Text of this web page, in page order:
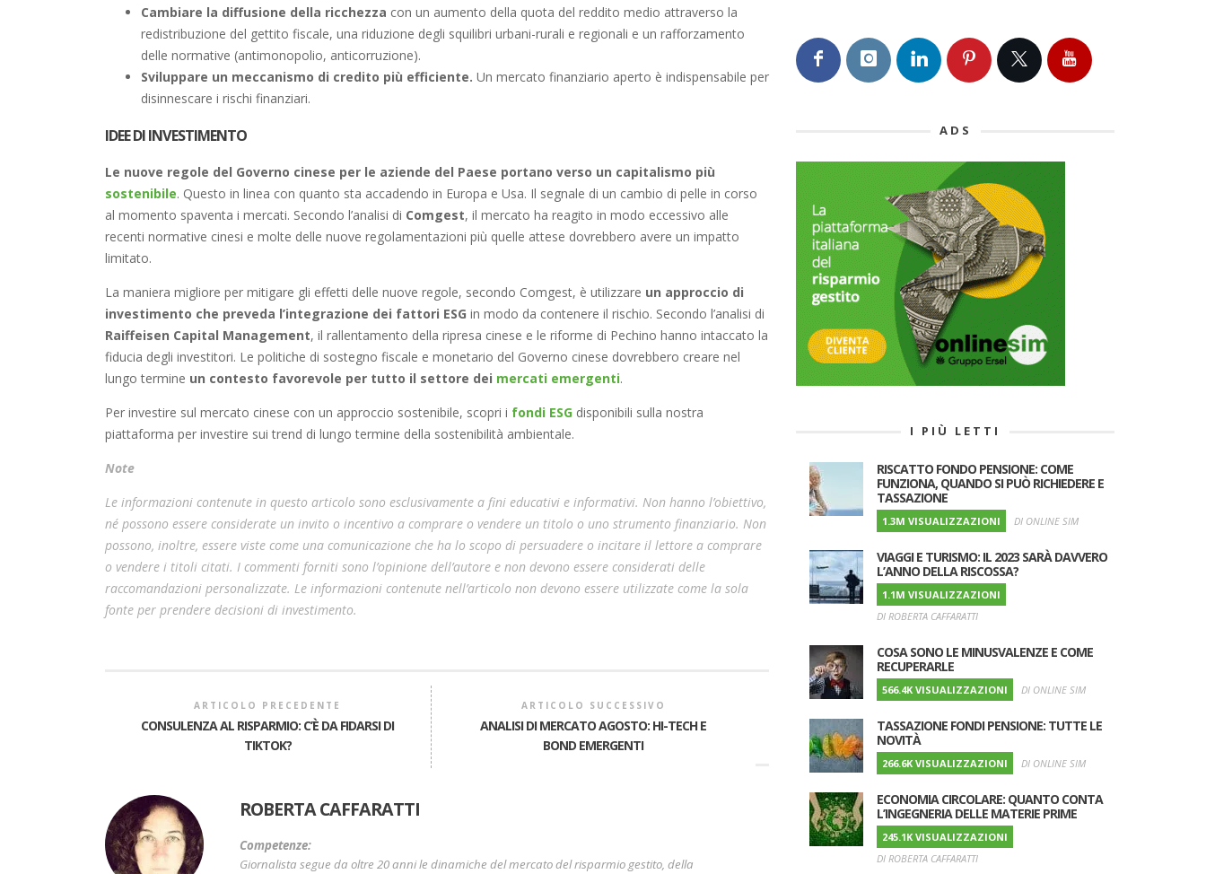
Cambiare la diffusione della ricchezza con un aumento della quota del reddito medio attraverso la
redistribuzione del gettito fiscale, una riduzione degli squilibri urbani-rurali e regionali e un rafforzamento
delle normative (antimonopolio, anticorruzione).
Sviluppare un meccanismo di credito più efficiente. Un mercato finanziario aperto è indispensabile per
disinnescare i rischi finanziari.
IDEE DI INVESTIMENTO
Le nuove regole del Governo cinese per le aziende del Paese portano verso un capitalismo più
sostenibile. Questo in linea con quanto sta accadendo in Europa e Usa. Il segnale di un cambio di pelle in corso
al momento spaventa i mercati. Secondo l’analisi di Comgest, il mercato ha reagito in modo eccessivo alle
recenti normative cinesi e molte delle nuove regolamentazioni più quelle attese dovrebbero avere un impatto
limitato.
La maniera migliore per mitigare gli effetti delle nuove regole, secondo Comgest, è utilizzare un approccio di
investimento che preveda l’integrazione dei fattori ESG in modo da contenere il rischio. Secondo l’analisi di
Raiffeisen Capital Management, il rallentamento della ripresa cinese e le riforme di Pechino hanno intaccato la
fiducia degli investitori. Le politiche di sostegno fiscale e monetario del Governo cinese dovrebbero creare nel
lungo termine un contesto favorevole per tutto il settore dei mercati emergenti.
Per investire sul mercato cinese con un approccio sostenibile, scopri i fondi ESG disponibili sulla nostra
piattaforma per investire sui trend di lungo termine della sostenibilità ambientale.
Note
Le informazioni contenute in questo articolo sono esclusivamente a fini educativi e informativi. Non hanno l’obiettivo,
né possono essere considerate un invito o incentivo a comprare o vendere un titolo o uno strumento finanziario. Non
possono, inoltre, essere viste come una comunicazione che ha lo scopo di persuadere o incitare il lettore a comprare
o vendere i titoli citati. I commenti forniti sono l’opinione dell’autore e non devono essere considerati delle
raccomandazioni personalizzate. Le informazioni contenute nell’articolo non devono essere utilizzate come la sola
fonte per prendere decisioni di investimento.
ARTICOLO PRECEDENTE
CONSULENZA AL RISPARMIO: C’È DA FIDARSI DI
TIKTOK?
ARTICOLO SUCCESSIVO
ANALISI DI MERCATO AGOSTO: HI-TECH E
BOND EMERGENTI
AUTORE
ROBERTA CAFFARATTI
Competenze:
Giornalista segue da oltre 20 anni le dinamiche del mercato del risparmio gestito, della
ADS
I PIÙ LETTI
RISCATTO FONDO PENSIONE: COME
FUNZIONA, QUANDO SI PUÒ RICHIEDERE E
TASSAZIONE
1.3M VISUALIZZAZIONI DI ONLINE SIM
VIAGGI E TURISMO: IL 2023 SARÀ DAVVERO
L’ANNO DELLA RISCOSSA?
1.1M VISUALIZZAZIONI
DI ROBERTA CAFFARATTI
COSA SONO LE MINUSVALENZE E COME
RECUPERARLE
566.4K VISUALIZZAZIONI DI ONLINE SIM
TASSAZIONE FONDI PENSIONE: TUTTE LE
NOVITÀ
266.6K VISUALIZZAZIONI DI ONLINE SIM
ECONOMIA CIRCOLARE: QUANTO CONTA
L’INGEGNERIA DELLE MATERIE PRIME
245.1K VISUALIZZAZIONI
DI ROBERTA CAFFARATTI